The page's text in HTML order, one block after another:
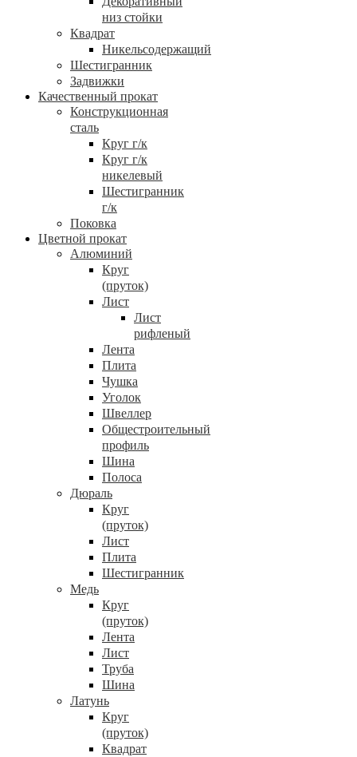
низ стойки
Квадрат
Никельсодержащий
Шестигранник
Задвижки
Качественный прокат
Конструкционная
сталь
Круг г/к
Круг г/к
никелевый
Шестигранник
г/к
Поковка
Цветной прокат
Алюминий
Круг
(пруток)
Лист
Лист
рифленый
Лента
Плита
Чушка
Уголок
Швеллер
Общестроительный
профиль
Шина
Полоса
Дюраль
Круг
(пруток)
Лист
Плита
Шестигранник
Медь
Круг
(пруток)
Лента
Лист
Труба
Шина
Латунь
Круг
(пруток)
Квадрат